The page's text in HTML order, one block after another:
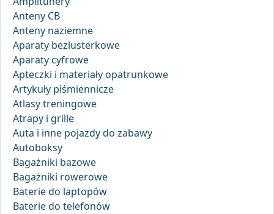
Anteny CB
Anteny naziemne
Aparaty bezlusterkowe
Aparaty cyfrowe
Apteczki i materiały opatrunkowe
Artykuły piśmiennicze
Atlasy treningowe
Atrapy i grille
Auta i inne pojazdy do zabawy
Autoboksy
Bagażniki bazowe
Bagażniki rowerowe
Baterie do laptopów
Baterie do telefonów